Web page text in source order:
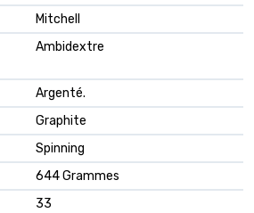
Mitchell
Ambidextre
Argenté.
Graphite
Spinning
644 Grammes
33